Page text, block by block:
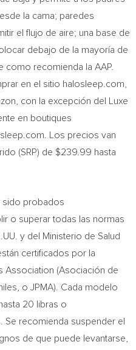
la cama; paredes
el flujo de aire; una base de
debajo de la mayoría de
como recomienda la AAP.
en el sitio halosleep.com,
con la excepción del Luxe
en boutiques
Los precios van
(SRP) de $239.99 hasta
sido probados
o superar todas las normas
y del Ministerio de Salud
certificados por la
Association (Asociación de
o JPMA). Cada modelo
20 libras o
Se recomienda suspender el
de que puede levantarse,